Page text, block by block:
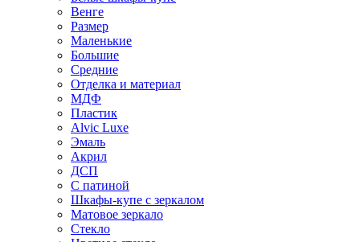
Венге
Размер
Маленькие
Большие
Средние
Отделка и материал
МДФ
Пластик
Alvic Luxe
Эмаль
Акрил
ДСП
С патиной
Шкафы-купе с зеркалом
Матовое зеркало
Стекло